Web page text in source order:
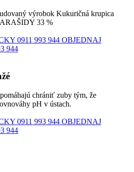
výrobok Kukuričná krupica
33 %
0911 993 944 OBJEDNAJ
944
chrániť zuby tým, že
pH v ústach.
0911 993 944 OBJEDNAJ
944